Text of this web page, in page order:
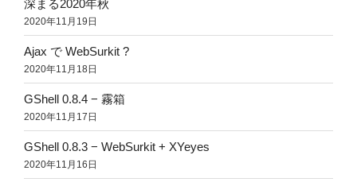
深まる2020年秋
2020年11月19日
Ajax で WebSurkit ?
2020年11月18日
GShell 0.8.4 − 霧箱
2020年11月17日
GShell 0.8.3 − WebSurkit + XYeyes
2020年11月16日